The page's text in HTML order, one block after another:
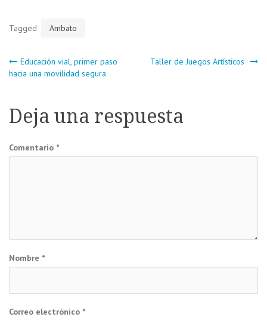
Tagged Ambato
Navegación
entradas
Educación vial, primer paso
hacia una movilidad segura
Taller de Juegos Artísticos
Deja una respuesta
Comentario *
Nombre *
Correo electrónico *